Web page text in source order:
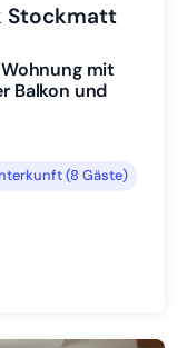
Stockmatt
mit
Balkon und
(8 Gäste)